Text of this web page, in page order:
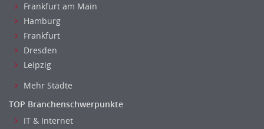
Frankfurt am Main
Hamburg
Frankfurt
Dresden
Leipzig
Mehr Städte
TOP Branchenschwerpunkte
IT & Internet